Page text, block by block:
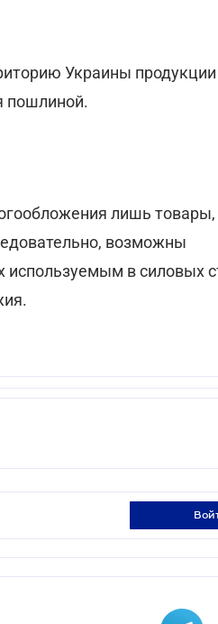
Украины продукции
пошлиной.
лишь
возможны
используемым в силовых